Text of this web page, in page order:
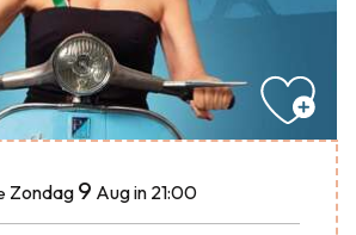
Zondag 9 Augin 21:00